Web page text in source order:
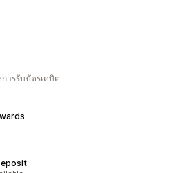
ารรับบัตรเดบิต